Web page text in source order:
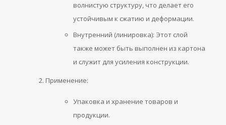
волнистую структуру, что делает его
устойчивым к сжатию и деформации.
Внутренний (линировка): Этот слой
также может быть выполнен из картона
и служит для усиления конструкции.
Применение:
Упаковка и хранение товаров и
продукции.